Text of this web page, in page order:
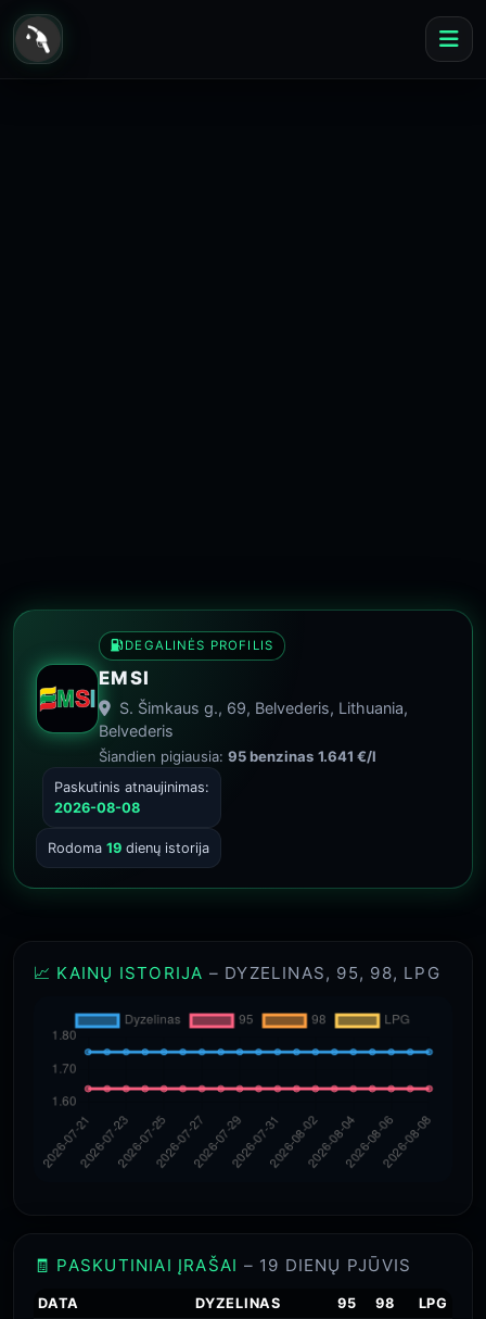
DEGALINĖS PROFILIS
EMSI
S. Šimkaus g., 69, Belvederis, Lithuania,
Belvederis
Šiandien pigiausia:95 benzinas 1.641 €/l
Paskutinis atnaujinimas:
2026-08-08
Rodoma 19 dienų istorija
📈 KAINŲ ISTORIJA – DYZELINAS, 95, 98, LPG
🧾 PASKUTINIAI ĮRAŠAI – 19 DIENŲ PJŪVIS
DATA DYZELINAS 95 98 LPG